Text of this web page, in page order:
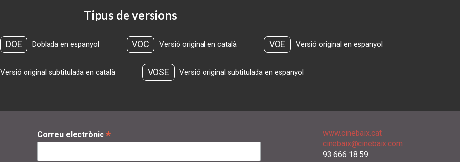
Tipus de versions
DOE Doblada en espanyol VOC Versió original en català VOE Versió original en espanyol
Versió original subtitulada en català VOSE Versió original subtitulada en espanyol
Correu electrònic *
www.cinebaix.cat
cinebaix@cinebaix.com
93 666 18 59